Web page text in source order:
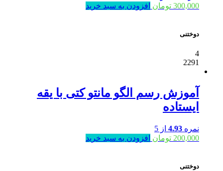
300,000 تومان افزودن به سبد خرید
دوختنی
4
2291
آموزش رسم الگو مانتو کتی با یقه
ایستاده
نمره 4.93 از 5
200,000 تومان افزودن به سبد خرید
دوختنی